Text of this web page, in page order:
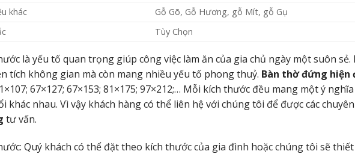
khác
Gỗ Gõ, Gỗ Hương, gỗ Mít, gỗ Gụ
Tùy Chọn
là yếu tố quan trọng giúp công việc làm ăn của gia chủ ngày một suôn
tích không gian mà còn mang nhiều yếu tố phong thuỷ. Bàn thờ đứng hiện
67×127; 67×153; 81×175; 97×212;… Mỗi kích thước đều mang một ý
khác nhau. Vì vậy khách hàng có thể liên hệ với chúng tôi để được các
tư vấn.
Quý khách có thể đặt theo kích thước của gia đình hoặc chúng tôi sẽ